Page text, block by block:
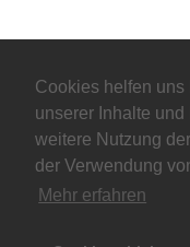
Cookies helfen
unserer Inhalte
weitere Nutzung
der Verwendung
Mehr erfahren